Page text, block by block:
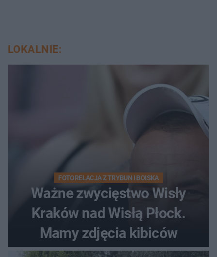
LOKALNIE:
FOTORELACJA Z TRYBUN I BOISKA
Ważne zwycięstwo Wisły
Kraków nad Wisłą Płock.
Mamy zdjęcia kibiców